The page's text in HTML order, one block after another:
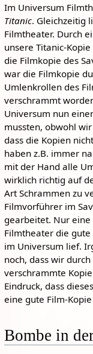
Im Universum
Titanic. Gleichzeitig
Filmtheater. Durch
unsere Titanic-
die Filmkopie des
war die Filmkopie
Umlenkrollen des
verschrammt
Universum nun
mussten, obwohl
dass die Kopien
haben z.B. immer
mit der Hand alle
wirklich richtig auf
Art Schrammen zu
Filmvorführer im
gearbeitet. Nur eine
Filmtheater die gute
im Universum lief.
noch, dass wir
verschrammte
Eindruck, dass
eine gute Film-
Bombe in